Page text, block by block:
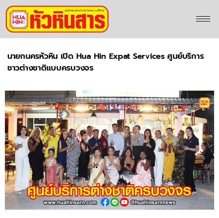
นายกนครหัวหิน เปิด Hua Hin Expat Services ศูนย์บริการ
ชาวต่างชาติแบบครบวงจร